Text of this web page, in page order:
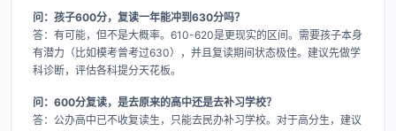
问：孩子600分，复读一年能冲到630分吗？
答：有可能，但不是大概率。610-620是更现实的区间。需要孩子本身
有潜力（比如模考曾考过630），并且复读期间状态极佳。建议先做学
科诊断，评估各科提分天花板。
问：600分复读，是去原来的高中还是去补习学校？
答：公办高中已不收复读生，只能去民办补习学校。对于高分生，建议